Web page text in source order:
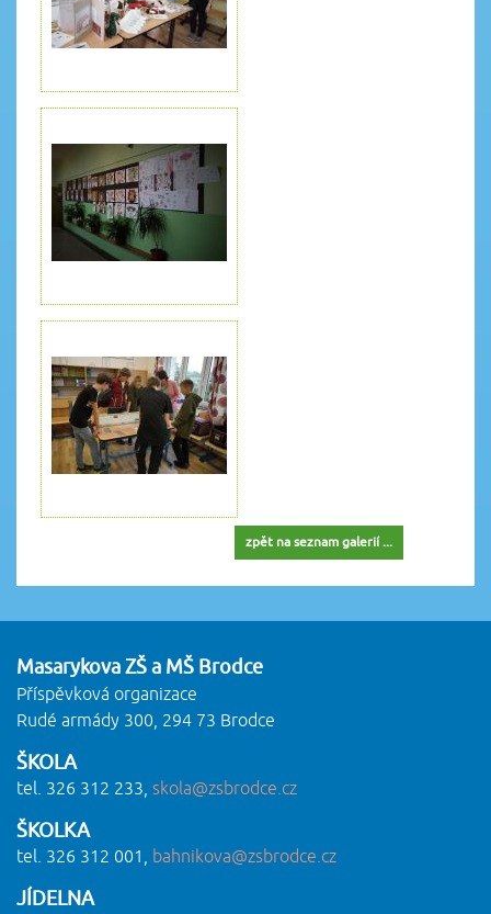
zpět na seznam galerií ...
Masarykova ZŠ a MŠ Brodce
Příspěvková organizace
Rudé armády 300, 294 73 Brodce
ŠKOLA
tel. 326 312 233, skola@zsbrodce.cz
ŠKOLKA
tel. 326 312 001, bahnikova@zsbrodce.cz
JÍDELNA